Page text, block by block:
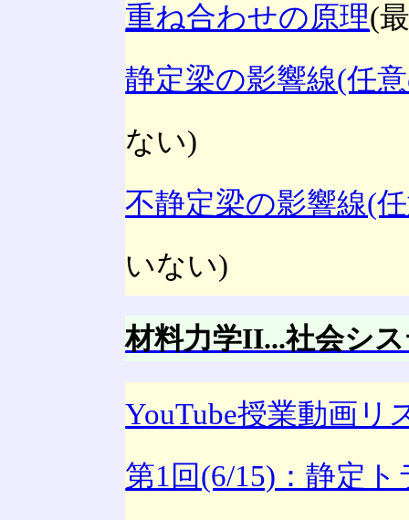
重ね合わせの原理(
静定梁の影響線(任
ない)
不静定梁の影響線(
いない)
材料力学II...社会シ
YouTube授業動画リ
第1回(6/15)：静定